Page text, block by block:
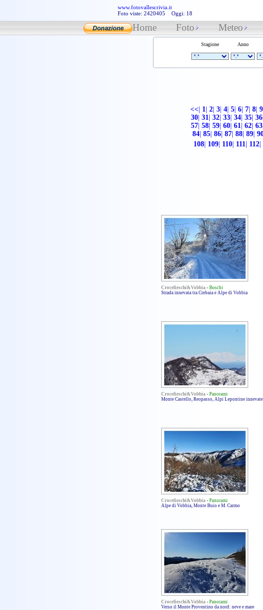
www.fotovallescrivia.it
Foto viste: 2420405 Oggi: 18
Home Foto Meteo
Stagione Anno
<< 1 2 3 4 5 6 7 8 9
30| 31| 32| 33| 34| 35| 36|
57| 58| 59| 60| 61| 62| 63|
84 85 86 87 88 89
108 109 110 111 112
Crocefieschi&Vobbia - Boschi
Strada innevata tra Crebaia e Alpe di Vobbia
Crocefieschi&Vobbia - Panorami
Monte Castello, Reopasso, Alpi Lepontine innevate
Crocefieschi&Vobbia - Panorami
Alpe di Vobbia, Monte Buio e M. Carmo
Crocefieschi&Vobbia - Panorami
Verso il Monte Proventino da nord: neve e mare